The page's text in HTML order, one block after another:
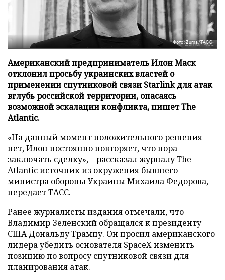
Фото: Zuma/ТАСС
Американский предприниматель Илон Маск
отклонил просьбу украинских властей о
применении спутниковой связи Starlink для атак
вглубь российской территории, опасаясь
возможной эскалации конфликта, пишет The
Atlantic.
«На данный момент положительного решения
нет, Илон постоянно повторяет, что пора
заключать сделку», – рассказал журналуThe
Atlanticисточник из окружения бывшего
министра обороны Украины Михаила Федорова,
передаетТАСС.
Ранее журналисты издания отмечали, что
Владимир Зеленский обращался к президенту
США Дональду Трампу. Он просил американского
лидера убедить основателя SpaceX изменить
позицию по вопросу спутниковой связи для
планирования атак.